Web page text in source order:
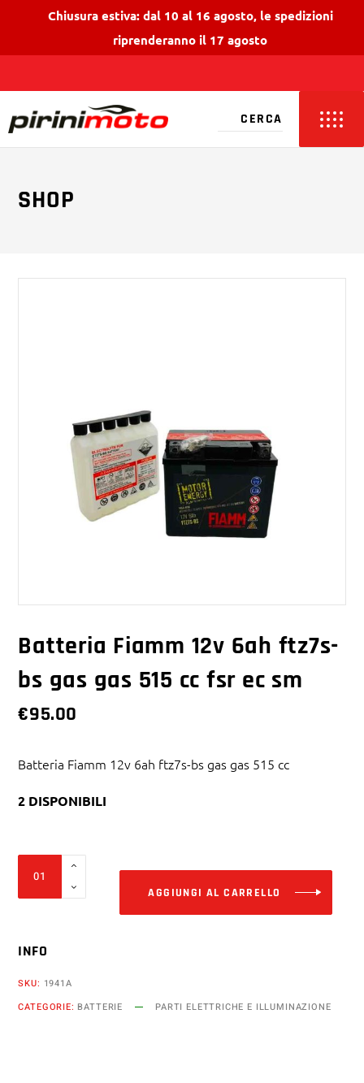
Chiusura estiva: dal 10 al 16 agosto, le spedizioni
riprenderanno il 17 agosto
SHOP
Batteria Fiamm 12v 6ah ftz7s-
bs gas gas 515 cc fsr ec sm
€95.00
Batteria Fiamm 12v 6ah ftz7s-bs gas gas 515 cc
2 DISPONIBILI
Fiamm
ftz7s-
AGGIUNGI AL CARRELLO
INFO
SKU: 1941A
CATEGORIE: BATTERIE PARTI ELETTRICHE E ILLUMINAZIONE